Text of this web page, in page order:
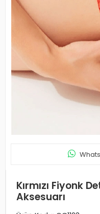
Kırmızı Fiyonk
Aksesuarı